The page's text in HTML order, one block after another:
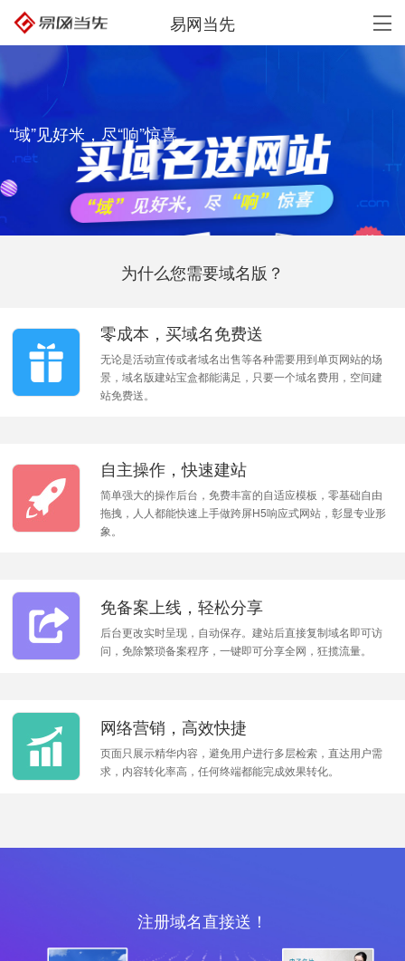
易网当先
“域”见好米，尽“响”惊喜
为什么您需要域名版？
零成本，买域名免费送
无论是活动宣传或者域名出售等各种需要用到单页网站的场
景，域名版建站宝盒都能满足，只要一个域名费用，空间建
站免费送。
自主操作，快速建站
简单强大的操作后台，免费丰富的自适应模板，零基础自由
拖拽，人人都能快速上手做跨屏H5响应式网站，彰显专业形
象。
免备案上线，轻松分享
后台更改实时呈现，自动保存。建站后直接复制域名即可访
问，免除繁琐备案程序，一键即可分享全网，狂揽流量。
网络营销，高效快捷
页面只展示精华内容，避免用户进行多层检索，直达用户需
求，内容转化率高，任何终端都能完成效果转化。
注册域名直接送！